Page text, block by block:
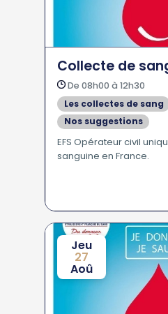
Collecte de
De 08h00 à 12h30
Les collectes de sang
Nos suggestions
EFS Opérateur civil
sanguine en France.
Jeu
27
Aoû